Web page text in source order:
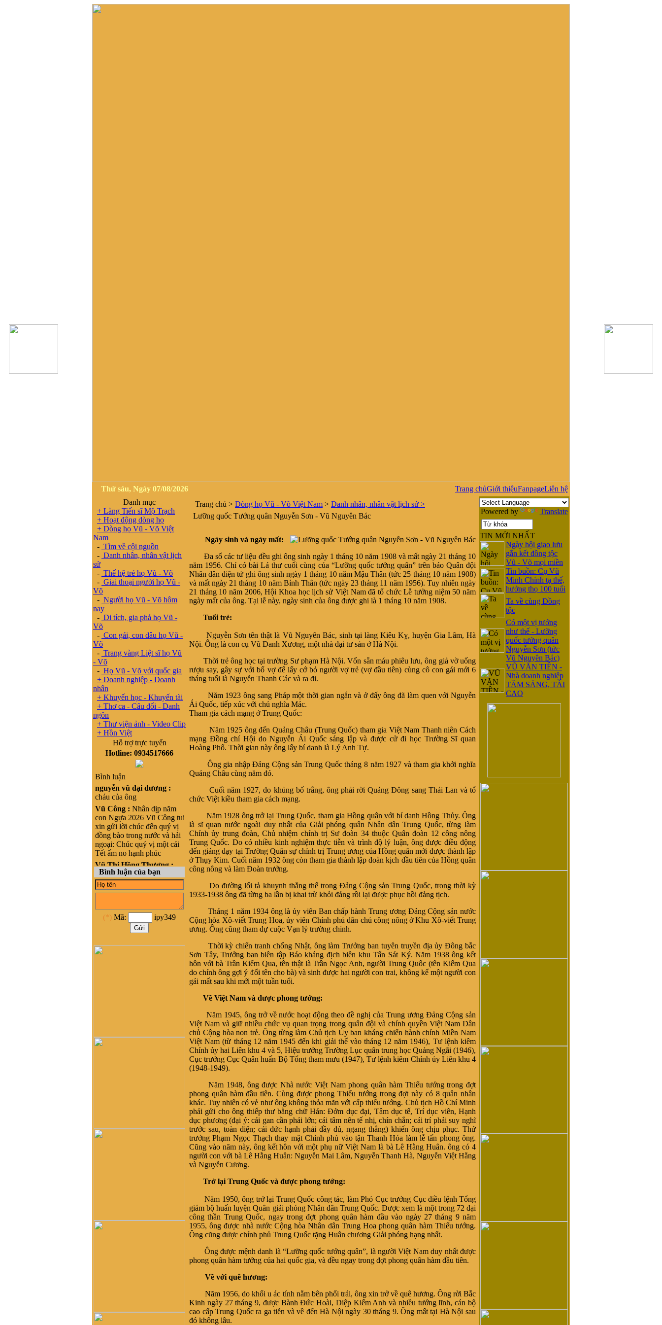
Thứ sáu, Ngày 07/08/2026 Trang chủGiới thiệuFanpageLiên hệ
Danh mục
+ Làng Tiến sĩ Mộ Trạch
+ Hoạt động dòng họ
+ Dòng họ Vũ - Võ Việt
Nam
- Tìm về cội nguồn
- Danh nhân, nhân vật lịch
sử
- Thế hệ trẻ họ Vũ - Võ
- Giai thoại người họ Vũ -
Võ
- Người họ Vũ - Võ hôm
nay
- Di tích, gia phả họ Vũ -
Võ
- Con gái, con dâu họ Vũ -
Võ
- Trang vàng Liệt sĩ họ Vũ
- Võ
- Họ Vũ - Võ với quốc gia
+ Doanh nghiệp - Doanh
nhân
+ Khuyến học - Khuyến tài
+ Thơ ca - Câu đối - Danh
ngôn
+ Thư viện ảnh - Video Clip
+ Hồn Việt
Hỗ trợ trực tuyến
Hotline: 0934517666
Bình luận
nguyễn vũ đại dương :
cháu của ông
Vũ Công : Nhân dịp năm
con Ngựa 2026 Vũ Công tui
xin gửi lời chúc đến quý vị
đồng bào trong nước và hải
ngoại: Chúc quý vị một cái
Tết ấm no hạnh phúc
Vũ Thị Hồng Thương :
Xin chào, cháu là Vũ Thị
Hồng Thương, nguyên quán
tại Phong cốc - yên hưng-
Quảng Yên- Quảng Ninh.
Cháu đang sinh sống ở
HCM, cháu muốn liên lạc
với cộng đồng Họ vũ tại
HCM để kết nối và hỗ trợ
phát triển dòng họ Vũ ạ
phép tìm nhánh Võ Hy của
Võ Như Hoàng Phước :
lại phát tích từ ông Võ Như
kết này. Mong một ngày sẽ
có cây phả hệ để mọi con
Bình luận của bạn
(*) Mã: ipy349
Trang chủ > Dòng họ Vũ - Võ Việt Nam > Danh nhân, nhân vật lịch sử >
Lưỡng quốc Tướng quân Nguyễn Sơn - Vũ Nguyên Bác
Ngày sinh và ngày mất:
Đa số các tư liệu đều ghi ông sinh ngày 1 tháng 10 năm 1908 và mất ngày 21 tháng 10
năm 1956. Chỉ có bài Lá thư cuối cùng của “Lưỡng quốc tướng quân” trên báo Quân đội
Nhân dân điện tử ghi ông sinh ngày 1 tháng 10 năm Mậu Thân (tức 25 tháng 10 năm 1908)
và mất ngày 21 tháng 10 năm Bính Thân (tức ngày 23 tháng 11 năm 1956). Tuy nhiên ngày
21 tháng 10 năm 2006, Hội Khoa học lịch sử Việt Nam đã tổ chức Lễ tưởng niệm 50 năm
ngày mất của ông. Tại lễ này, ngày sinh của ông được ghi là 1 tháng 10 năm 1908.
Tuổi trẻ:
Nguyễn Sơn tên thật là Vũ Nguyên Bác, sinh tại làng Kiêu Kỵ, huyện Gia Lâm, Hà
Nội. Ông là con cụ Vũ Danh Xương, một nhà đại tư sản ở Hà Nội.
Thời trẻ ông học tại trường Sư phạm Hà Nội. Vốn sẵn máu phiêu lưu, ông giả vờ uống
rượu say, gây sự với bố vợ để lấy cớ bỏ người vợ trẻ (vợ đầu tiên) cùng cô con gái mới 6
tháng tuổi là Nguyễn Thanh Các và ra đi.
Năm 1923 ông sang Pháp một thời gian ngắn và ở đấy ông đã làm quen với Nguyễn
Ái Quốc, tiếp xúc với chủ nghĩa Mác.
Tham gia cách mạng ở Trung Quốc:
Năm 1925 ông đến Quảng Châu (Trung Quốc) tham gia Việt Nam Thanh niên Cách
mạng Đồng chí Hội do Nguyễn Ái Quốc sáng lập và được cử đi học Trường Sĩ quan
Hoàng Phố. Thời gian này ông lấy bí danh là Lý Anh Tự.
Ông gia nhập Đảng Cộng sản Trung Quốc tháng 8 năm 1927 và tham gia khởi nghĩa
Quảng Châu cùng năm đó.
Cuối năm 1927, do khủng bố trắng, ông phải rời Quảng Đông sang Thái Lan và tổ
chức Việt kiều tham gia cách mạng.
Năm 1928 ông trở lại Trung Quốc, tham gia Hồng quân với bí danh Hồng Thủy. Ông
là sĩ quan nước ngoài duy nhất của Giải phóng quân Nhân dân Trung Quốc, từng làm
Chính ủy trung đoàn, Chủ nhiệm chính trị Sư đoàn 34 thuộc Quân đoàn 12 công nông
Trung Quốc. Do có nhiều kinh nghiệm thực tiễn và trình độ lý luận, ông được điều động
đến giảng dạy tại Trường Quân sự chính trị Trung ương của Hồng quân mới được thành lập
ở Thụy Kim. Cuối năm 1932 ông còn tham gia thành lập đoàn kịch đầu tiên của Hồng quân
công nông và làm Đoàn trưởng.
Do đường lối tả khuynh thắng thế trong Đảng Cộng sản Trung Quốc, trong thời kỳ
1933-1938 ông đã từng ba lần bị khai trừ khỏi đảng rồi lại được phục hồi đảng tịch.
Tháng 1 năm 1934 ông là ủy viên Ban chấp hành Trung ương Đảng Cộng sản nước
Cộng hòa Xô-viết Trung Hoa, ủy viên Chính phủ dân chủ công nông ở Khu Xô-viết Trung
ương. Ông cũng tham dự cuộc Vạn lý trường chinh.
Thời kỳ chiến tranh chống Nhật, ông làm Trưởng ban tuyên truyền địa ủy Đông bắc
Sơn Tây, Trưởng ban biên tập Báo kháng địch biên khu Tấn Sát Ký. Năm 1938 ông kết
hôn với bà Trần Kiếm Qua, tên thật là Trần Ngọc Anh, người Trung Quốc (tên Kiếm Qua
do chính ông gợi ý đổi tên cho bà) và sinh được hai người con trai, không kể một người con
gái mất sau khi mới một tuần tuổi.
Về Việt Nam và được phong tướng:
Năm 1945, ông trở về nước hoạt động theo đề nghị của Trung ương Đảng Cộng sản
Việt Nam và giữ nhiều chức vụ quan trọng trong quân đội và chính quyền Việt Nam Dân
chủ Cộng hòa non trẻ. Ông từng làm Chủ tịch Ủy ban kháng chiến hành chính Miền Nam
Việt Nam (từ tháng 12 năm 1945 đến khi giải thể vào tháng 12 năm 1946), Tư lệnh kiêm
Chính ủy hai Liên khu 4 và 5, Hiệu trưởng Trường Lục quân trung học Quảng Ngãi (1946),
Cục trưởng Cục Quân huấn Bộ Tổng tham mưu (1947), Tư lệnh kiêm Chính ủy Liên khu 4
(1948-1949).
Năm 1948, ông được Nhà nước Việt Nam phong quân hàm Thiếu tướng trong đợt
phong quân hàm đầu tiên. Cùng được phong Thiếu tướng trong đợt này có 8 quân nhân
khác. Tuy nhiên có vẻ như ông không thỏa mãn với cấp thiếu tướng. Chủ tịch Hồ Chí Minh
phải gửi cho ông thiếp thư bằng chữ Hán: Đởm dục đại, Tâm dục tế, Trí dục viên, Hạnh
dục phương (đại ý: cái gan cần phải lớn; cái tâm nên tế nhị, chín chắn; cái trí phải suy nghĩ
trước sau, toàn diện; cái đức hạnh phải đầy đủ, ngang thẳng) khiến ông chịu phục. Thứ
trưởng Phạm Ngọc Thạch thay mặt Chính phủ vào tận Thanh Hóa làm lễ tấn phong ông.
Cũng vào năm này, ông kết hôn với một phụ nữ Việt Nam là bà Lê Hằng Huân. ông có 4
người con với bà Lê Hằng Huân: Nguyễn Mai Lâm, Nguyễn Thanh Hà, Nguyễn Việt Hằng
và Nguyễn Cương.
Trở lại Trung Quốc và được phong tướng:
Năm 1950, ông trở lại Trung Quốc công tác, làm Phó Cục trưởng Cục điều lệnh Tổng
giám bộ huấn luyện Quân giải phóng Nhân dân Trung Quốc. Được xem là một trong 72 đại
công thần Trung Quốc, ngay trong đợt phong quân hàm đầu vào ngày 27 tháng 9 năm
1955, ông được nhà nước Cộng hòa Nhân dân Trung Hoa phong quân hàm Thiếu tướng.
Ông cũng được chính phủ Trung Quốc tặng Huân chương Giải phóng hạng nhất.
Ông được mệnh danh là “Lưỡng quốc tướng quân”, là người Việt Nam duy nhất được
phong quân hàm tướng của hai quốc gia, và đều ngay trong đợt phong quân hàm đầu tiên.
Về với quê hương:
Năm 1956, do khối u ác tính nằm bên phổi trái, ông xin trở về quê hương. Ông rời Bắc
Kinh ngày 27 tháng 9, được Bành Đức Hoài, Diệp Kiếm Anh và nhiều tướng lĩnh, cán bộ
cao cấp Trung Quốc ra ga tiễn và về đến Hà Nội ngày 30 tháng 9. Ông mất tại Hà Nội sau
đó không lâu.
Powered by Translate
TIN MỚI NHẤT
Ngày hội giao lưu
gắn kết đồng tộc
Vũ - Võ mọi miền
Tin buồn: Cụ Vũ
Minh Chính tạ thế,
hưởng thọ 100 tuổi
Ta về cùng Đồng
tộc
Có một vị tướng
như thế - Lưỡng
quốc tướng quân
Nguyễn Sơn (tức
Vũ Nguyên Bác)
VŨ VĂN TIỀN -
Nhà doanh nghiệp
TÂM SÁNG, TÀI
CAO